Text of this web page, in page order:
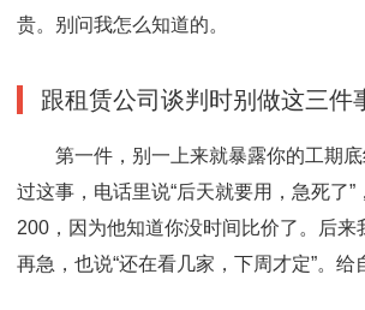
贵。别问我怎么知道的。
跟租赁公司谈判时别做这三件
第一件，别一上来就暴露你的工期
过这事，电话里说“后天就要用，急死了”
200，因为他知道你没时间比价了。后来
再急，也说“还在看几家，下周才定”。给